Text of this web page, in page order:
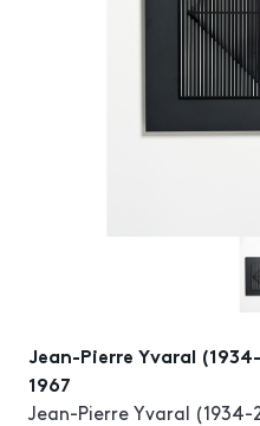
Jean-Pierre Yvaral
1967
Jean-Pierre Yvaral